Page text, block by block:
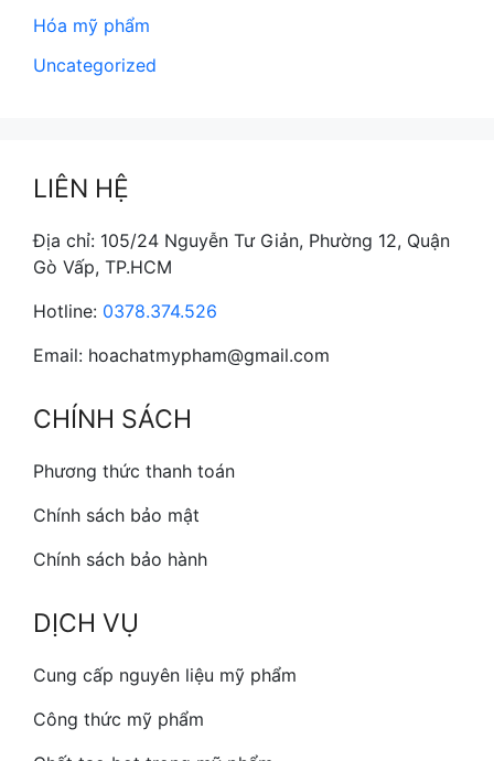
Hóa mỹ phẩm
Uncategorized
LIÊN HỆ
Địa chỉ: 105/24 Nguyễn Tư Giản, Phường 12, Quận
Gò Vấp, TP.HCM
Hotline: 0378.374.526
Email: hoachatmypham@gmail.com
CHÍNH SÁCH
Phương thức thanh toán
Chính sách bảo mật
Chính sách bảo hành
DỊCH VỤ
Cung cấp nguyên liệu mỹ phẩm
Công thức mỹ phẩm